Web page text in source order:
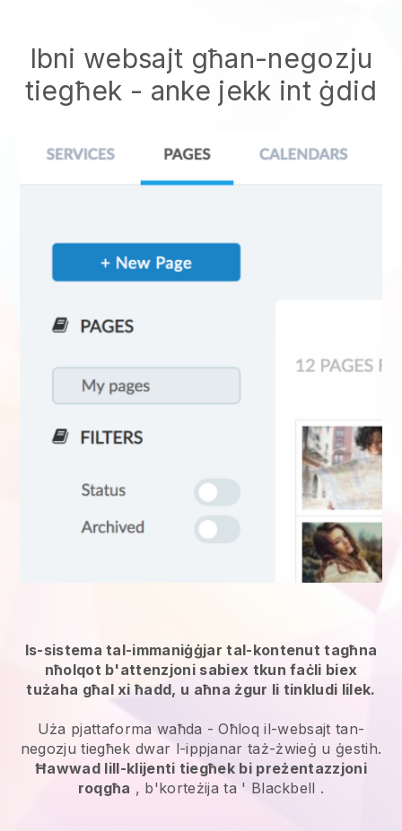
Ibni websajt għan-negozju
tiegħek - anke jekk int ġdid
Is-sistema tal-immaniġġjar tal-kontenut tagħna
nħolqot b'attenzjoni sabiex tkun faċli biex
tużaha għal xi ħadd, u aħna żgur li tinkludi lilek.
Uża pjattaforma waħda -Oħloq il-websajt tan-
negozju tiegħek dwar l-ippjanar taż-żwieġ u ġestih.
Ħawwad lill-klijenti tiegħek bi preżentazzjoni
roqgħa , b'korteżija ta ' Blackbell .